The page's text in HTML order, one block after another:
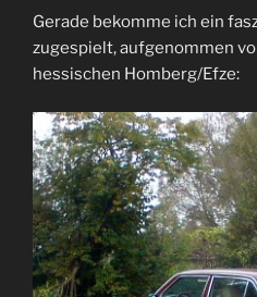
Gerade bekomme ich ein
zugespielt, aufgenommen
hessischen Homberg/Efze: